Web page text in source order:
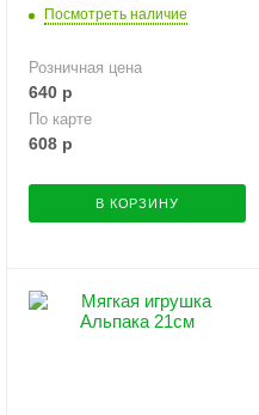
Посмотреть наличие
Розничная цена
640 р
По карте
608 р
В КОРЗИНУ